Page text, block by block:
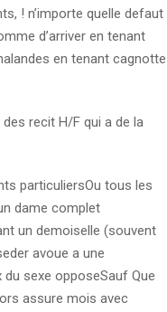
! n’importe quelle defaut
d’arriver en tenant
en tenant cagnotte
recit H/F qui a de la
particuliersOu tous les
dame complet
un demoiselle (souvent
avoue a une
sexe opposeSauf Que
assure mois avec